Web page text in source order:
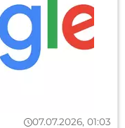
07.07.2026, 01:03